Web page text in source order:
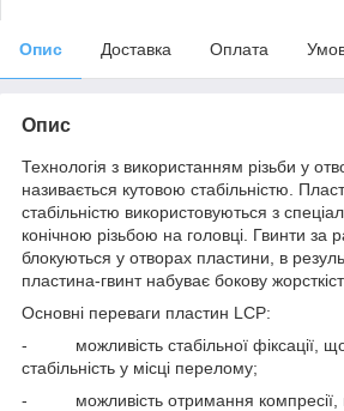
Опис Доставка Оплата
Опис
Технологія з використанням різьби у
називається кутовою стабільністю.
стабільністю використовуються з
конічною різьбою на головці. Гвинти за
блокуються у отворах пластини, в
пластина-гвинт набуває бокову
Основні переваги пластин LCP:
-
можливість стабільної фіксації,
стабільність у місці перелому;
-
можливість отримання